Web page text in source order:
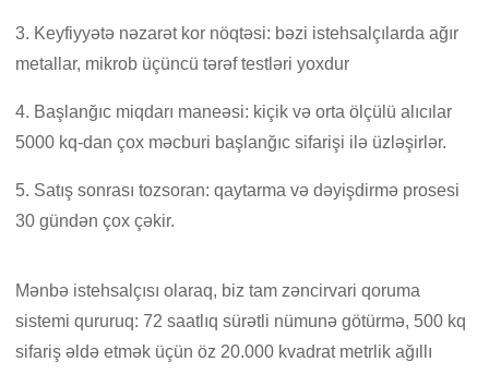
3. Keyfiyyətə nəzarət kor nöqtəsi: bəzi istehsalçılarda ağır
metallar, mikrob üçüncü tərəf testləri yoxdur
4. Başlanğıc miqdarı maneəsi: kiçik və orta ölçülü alıcılar
5000 kq-dan çox məcburi başlanğıc sifarişi ilə üzləşirlər.
5. Satış sonrası tozsoran: qaytarma və dəyişdirmə prosesi
30 gündən çox çəkir.
Mənbə istehsalçısı olaraq, biz tam zəncirvari qoruma
sistemi qururuq: 72 saatlıq sürətli nümunə götürmə, 500 kq
sifariş əldə etmək üçün öz 20.000 kvadrat metrlik ağıllı